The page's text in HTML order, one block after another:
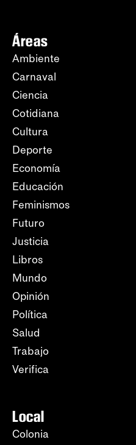
Áreas
Ambiente
Carnaval
Ciencia
Cotidiana
Cultura
Deporte
Economía
Educación
Feminismos
Futuro
Justicia
Libros
Mundo
Opinión
Política
Salud
Trabajo
Verifica
Local
Colonia